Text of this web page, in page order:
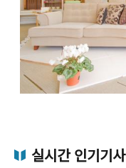
실시간 인기기사